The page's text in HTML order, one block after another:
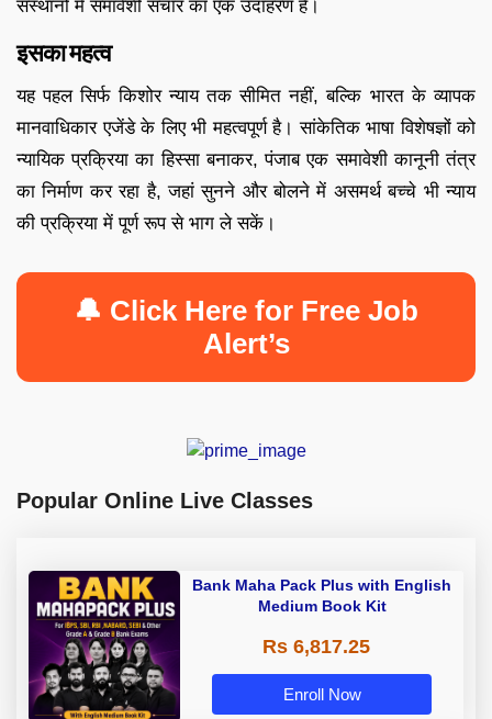
संस्थानों में समावेशी संचार का एक उदाहरण है।
इसका महत्व
यह पहल सिर्फ किशोर न्याय तक सीमित नहीं, बल्कि भारत के व्यापक
मानवाधिकार एजेंडे के लिए भी महत्वपूर्ण है। सांकेतिक भाषा विशेषज्ञों को
न्यायिक प्रक्रिया का हिस्सा बनाकर, पंजाब एक समावेशी कानूनी तंत्र
का निर्माण कर रहा है, जहां सुनने और बोलने में असमर्थ बच्चे भी न्याय
की प्रक्रिया में पूर्ण रूप से भाग ले सकें।
🔔 Click Here for Free Job
Alert’s
Popular Online Live Classes
Bank Maha Pack Plus with English
Medium Book Kit
Rs 6,817.25
Enroll Now